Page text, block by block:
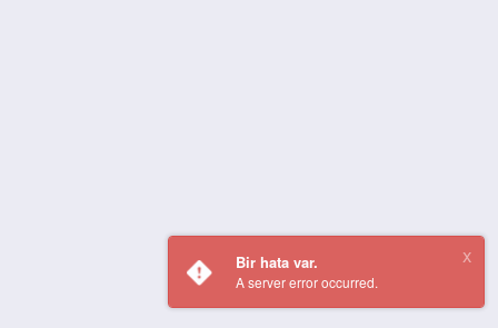
Bir hata var.
A server error occurred.